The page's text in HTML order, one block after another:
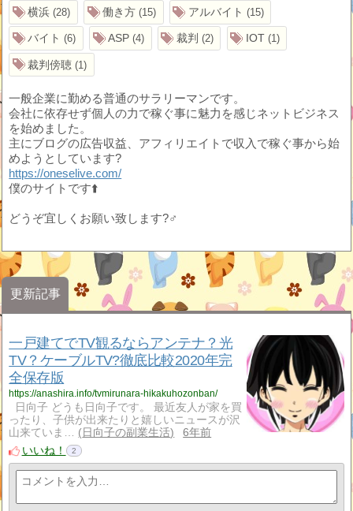
横浜 28 働き方 15 アルバイト 15
バイト 6 ASP 4 裁判 2 IOT 1
裁判傍聴 1
一般企業に勤める普通のサラリーマンです。
会社に依存せず個人の力で稼ぐ事に魅力を感じネットビジネス
を始めました。
主にブログの広告収益、アフィリエイトで収入で稼ぐ事から始
めようとしています?
https://oneselive.com/
僕のサイトです⬆️
どうぞ宜しくお願い致します?‍♂️
更新記事
一戸建てでTV観るならアンテナ？光
TV？ケーブルTV?徹底比較2020年完
全保存版
https://anashira.info/tvmirunara-hikakuhozonban/
日向子 どうも日向子です。 最近友人が家を買
ったり、子供が出来たりと嬉しいニュースが沢
山来ていま…
日向子の副業生活
6年前
いいね！
2